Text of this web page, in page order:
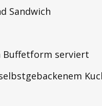
Sandwich
Buffetform serviert